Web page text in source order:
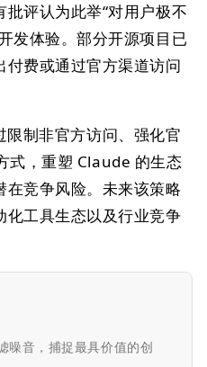
评认为此举“对用户极不
发体验。部分开源项目已
费或通过官方渠道访问
制非官方访问、强化官
式，重塑 Claude 的生态
竞争风险。未来该策略
工具生态以及行业竞争
噪音，捕捉最具价值的创